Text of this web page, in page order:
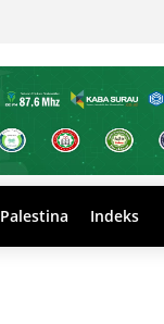
Palestina Indeks